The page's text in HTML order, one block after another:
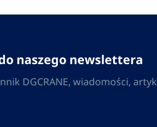
naszego newslettera
DGCRANE, wiadomości,